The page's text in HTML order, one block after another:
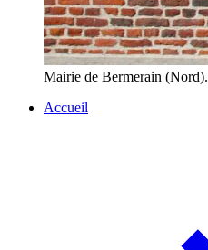
Mairie de Bermerain (Nord).
Accueil